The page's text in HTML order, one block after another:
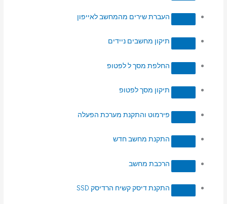
העברת שירים מהמחשב לאייפון
תיקון מחשבים ניידים
החלפת מסך ל לפטופ
תיקון מסך לפטופ
פירמוט והתקנת מערכת הפעלה
התקנת מחשב חדש
הרכבת מחשב
התקנת דיסק קשיח הרדיסק SSD